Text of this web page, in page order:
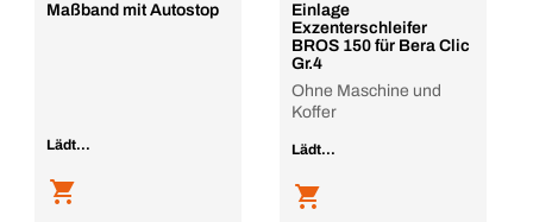
Maßband mit Autostop
Lädt...
Einlage
Exzenterschleifer
BROS 150 für Bera Clic
Gr.4
Ohne Maschine und
Koffer
Lädt...